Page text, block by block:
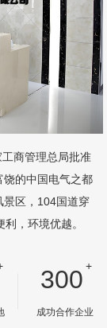
商管理总局批准
饶的中国电气之都
景区，104国道穿
，环境优越。
300 +
成功合作企业